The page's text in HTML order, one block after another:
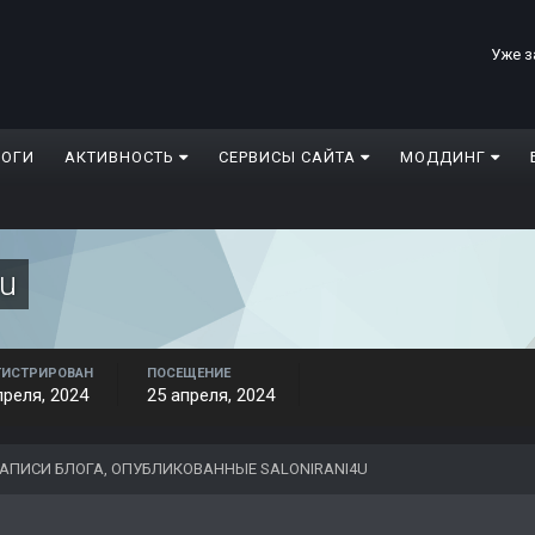
Уже
АКТИВНОСТЬ СЕРВИСЫ САЙТА МОДДИНГ
2024
ПОСЕЩЕНИЕ
25 апреля, 2024
БЛОГА, ОПУБЛИКОВАННЫЕ SALONIRANI4U